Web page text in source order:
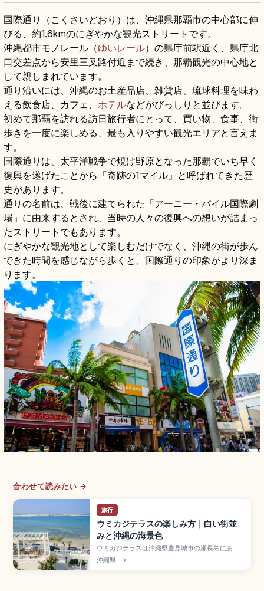
国際通り（こくさいどおり）は、沖縄県那覇市の中心部に伸
びる、約1.6kmのにぎやかな観光ストリートです。
沖縄都市モノレール（ゆいレール）の県庁前駅近く、県庁北
口交差点から安里三叉路付近まで続き、那覇観光の中心地と
して親しまれています。
通り沿いには、沖縄のお土産品店、雑貨店、琉球料理を味わ
える飲食店、カフェ、 ホテルなどがびっしりと並びます。
初めて那覇を訪れる訪日旅行者にとって、買い物、食事、街
歩きを一度に楽しめる、最も入りやすい観光エリアと言えま
す。
国際通りは、太平洋戦争で焼け野原となった那覇でいち早く
復興を遂げたことから「奇跡の1マイル」と呼ばれてきた歴
史があります。
通りの名前は、戦後に建てられた「アーニー・パイル国際劇
場」に由来するとされ、当時の人々の復興への想いが詰まっ
たストリートでもあります。
にぎやかな観光地として楽しむだけでなく、沖縄の街が歩ん
できた時間を感じながら歩くと、国際通りの印象がより深ま
ります。
合わせて読みたい →
旅行
ウミカジテラスの楽しみ方｜白い街並
みと沖縄の海景色
ウミカジテラスは沖縄県豊見城市の瀬長島にある
白壁が美しいリゾート商業施設で、那覇空港から
車で約15分。地中海リゾートのような白い建物が
沖縄県 →